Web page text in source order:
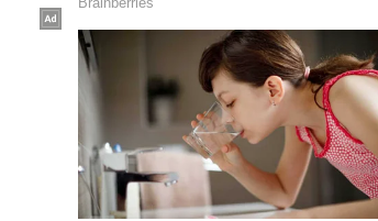
ಬೆಳೆಯುತ್ತದೆ.